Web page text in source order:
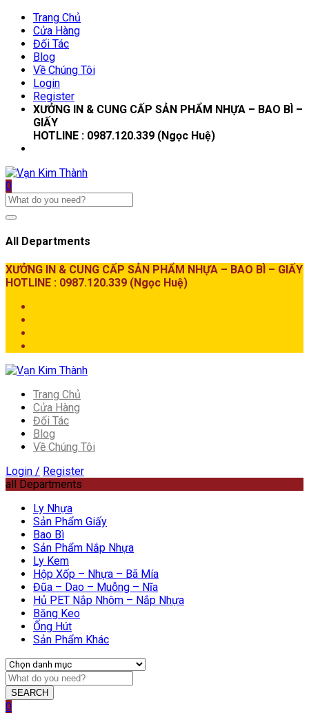
Trang Chủ
Cửa Hàng
Đối Tác
Blog
Về Chúng Tôi
Login
Register
XƯỞNG IN & CUNG CẤP SẢN PHẨM NHỰA – BAO BÌ –
GIẤY
HOTLINE : 0987.120.339 (Ngọc Huệ)
0
All Departments
XƯỞNG IN & CUNG CẤP SẢN PHẨM NHỰA – BAO BÌ – GIẤY
HOTLINE : 0987.120.339 (Ngọc Huệ)
Trang Chủ
Cửa Hàng
Đối Tác
Blog
Về Chúng Tôi
Login / Register
all Departments
Ly Nhựa
Sản Phẩm Giấy
Bao Bì
Sản Phẩm Nắp Nhựa
Ly Kem
Hộp Xốp – Nhựa – Bã Mía
Đũa – Dao – Muỗng – Nĩa
Hủ PET Nắp Nhôm – Nắp Nhựa
Băng Keo
Ống Hút
Sản Phẩm Khác
SEARCH
0